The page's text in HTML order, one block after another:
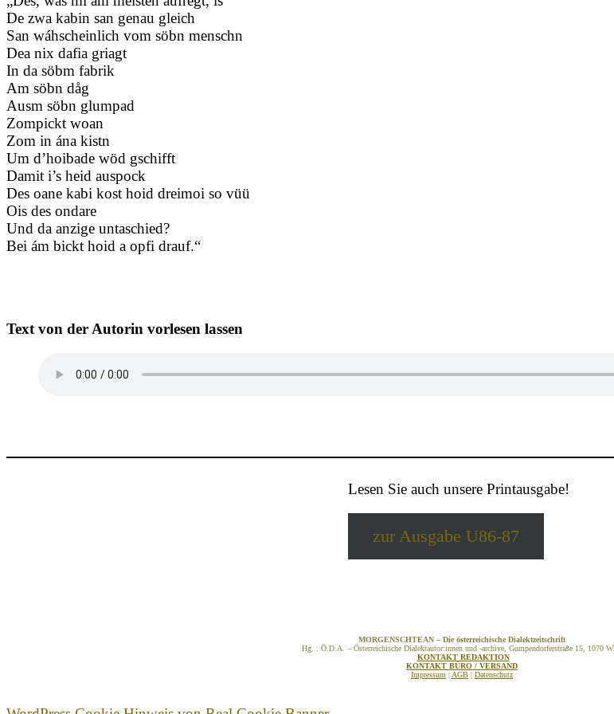
De zwa kabin san genau gleich
San wáhscheinlich vom söbn menschn
Dea nix dafia griagt
In da söbm fabrik
Am söbn dåg
Ausm söbn glumpad
Zompickt woan
Zom in ána kistn
Um d’hoibade wöd gschifft
Damit i’s heid auspock
Des oane kabi kost hoid dreimoi so vüü
Ois des ondare
Und da anzige untaschied?
Bei ám bickt hoid a opfi drauf.“
Text von der Autorin vorlesen lassen
Lesen Sie auch unsere Printausgabe!
zur Ausgabe U86-87
MORGENSCHTEAN – Die österreichische Dialektzeitschrift
Hg. : Ö.D.A. – Österreichische Dialektautor:innen und -archive, Gumpendorferstraße 15, 1070
KONTAKT REDAKTION
KONTAKT BÜRO / VERSAND
Impressum | AGB | Datenschutz